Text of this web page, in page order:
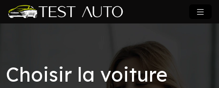
Choisir la voiture